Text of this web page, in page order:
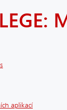
aplikací